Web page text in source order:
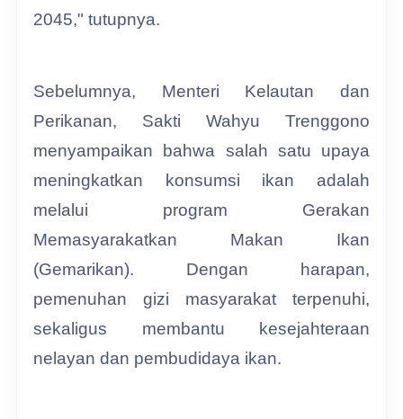
2045," tutupnya.
Sebelumnya, Menteri Kelautan dan
Perikanan, Sakti Wahyu Trenggono
menyampaikan bahwa salah satu upaya
meningkatkan konsumsi ikan adalah
melalui program Gerakan
Memasyarakatkan Makan Ikan
(Gemarikan). Dengan harapan,
pemenuhan gizi masyarakat terpenuhi,
sekaligus membantu kesejahteraan
nelayan dan pembudidaya ikan.